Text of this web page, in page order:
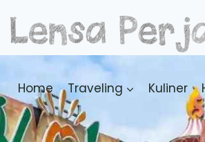
Home Traveling Kuliner